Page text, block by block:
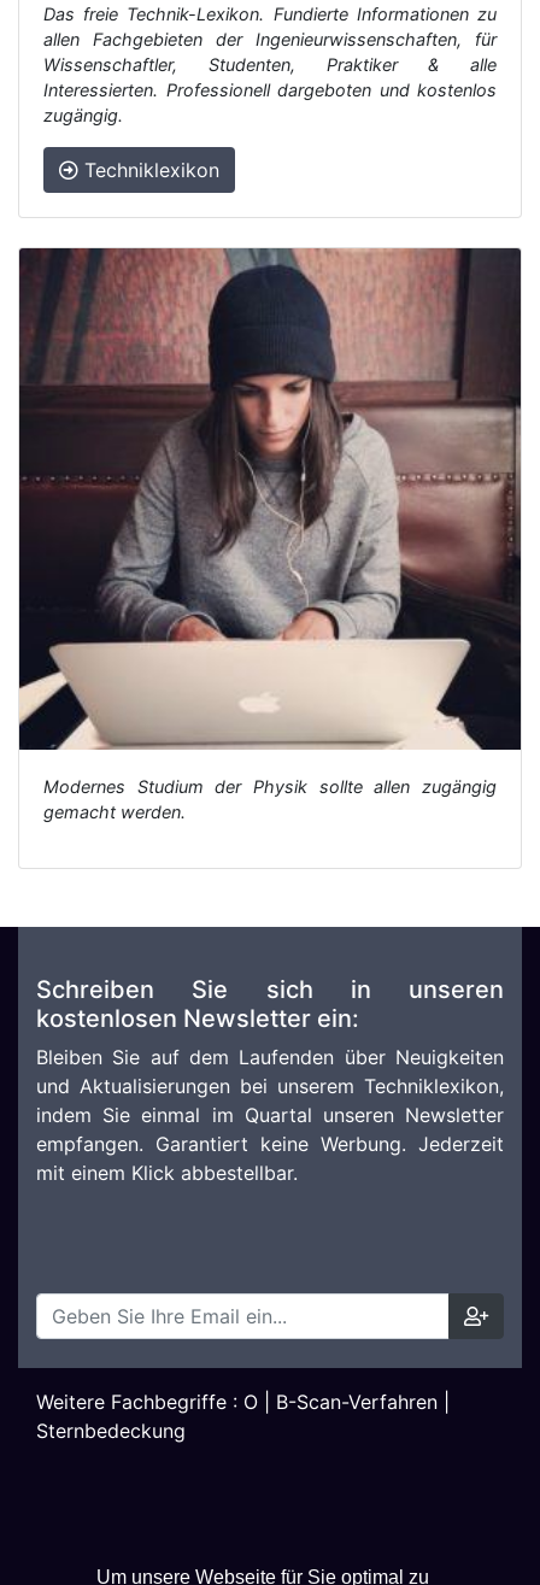
Um unsere Webseite für Sie optimal zu
Das freie Technik-Lexikon. Fundierte Informationen zu
allen Fachgebieten der Ingenieurwissenschaften, für
Wissenschaftler, Studenten, Praktiker & alle
Interessierten. Professionell dargeboten und kostenlos
zugängig.
Techniklexikon
Modernes Studium der Physik sollte allen zugängig
gemacht werden.
Schreiben Sie sich in unseren
kostenlosen Newsletter ein:
Bleiben Sie auf dem Laufenden über Neuigkeiten
und Aktualisierungen bei unserem Techniklexikon,
indem Sie einmal im Quartal unseren Newsletter
empfangen. Garantiert keine Werbung. Jederzeit
mit einem Klick abbestellbar.
Weitere Fachbegriffe : O B-Scan-Verfahren
Sternbedeckung